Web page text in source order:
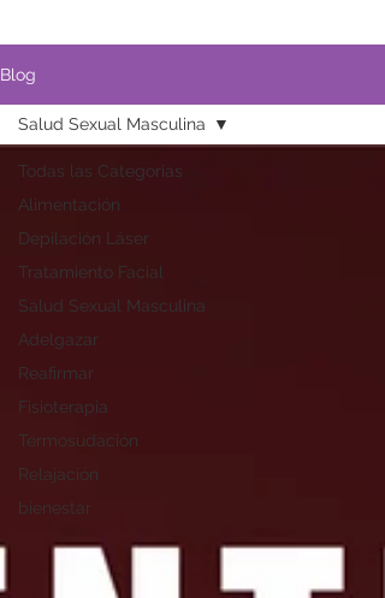
Blog
Todas las Categorias
Alimentación
Depilación Láser
Tratamiento Facial
Salud Sexual Masculina
Adelgazar
Reafirmar
Fisioterapia
Termosudación
Relajación
bienestar
Salud Sexual Masculina